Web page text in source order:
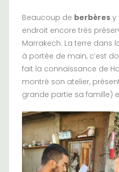
Beaucoup de berbèresy
endroit encore très
Marrakech. La terre dans
à portée de main, c’est
fait la connaissance de
montré son atelier,
grande partie sa famille)